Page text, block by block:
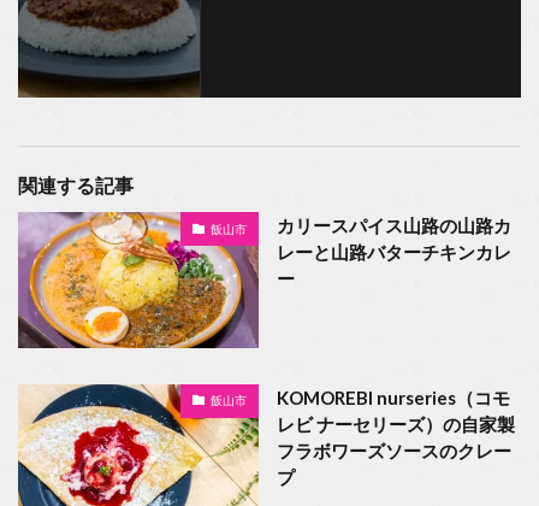
関連する記事
飯山市
カリースパイス山路の山路カ
レーと山路バターチキンカレ
ー
飯山市
KOMOREBI nurseries（コモ
レビ ナーセリーズ）の自家製
フラボワーズソースのクレー
プ